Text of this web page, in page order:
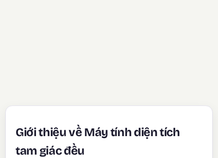
Giới thiệu về Máy tính diện tích
tam giác đều